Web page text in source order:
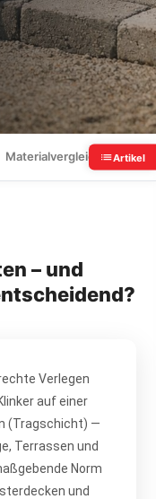
Materialvergleich Artikel
– und
Verlegen
auf einer
(Tragschicht) —
Terrassen und
Norm
und